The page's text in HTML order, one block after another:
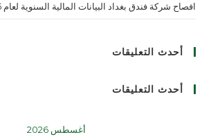
افصاح شركة فندق بغداد البيانات المالية السنوية لعام 2025
أحدث التعليقات
أحدث التعليقات
أغسطس 2026